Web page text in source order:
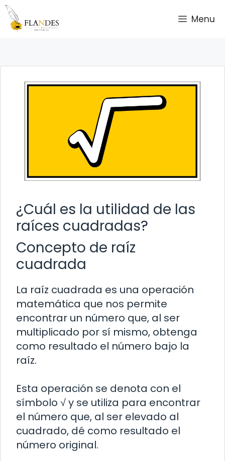
Saltar
contenido
Menu
¿Cuál es la utilidad de las
raíces cuadradas?
Concepto de raíz
cuadrada
La raíz cuadrada es una operación
matemática que nos permite
encontrar un número que, al ser
multiplicado por sí mismo, obtenga
como resultado el número bajo la
raíz.
Esta operación se denota con el
símbolo √ y se utiliza para encontrar
el número que, al ser elevado al
cuadrado, dé como resultado el
número original.